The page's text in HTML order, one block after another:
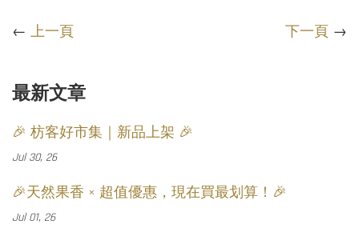
← 上一頁 下一頁 →
最新文章
🎉 枋客好市集｜新品上架 🎉
Jul 30, 26
🎉天然果香 × 超值優惠，現在買最划算！🎉
Jul 01, 26